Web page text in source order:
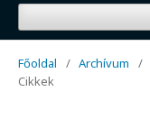
Főoldal / Archívum /
Cikkek